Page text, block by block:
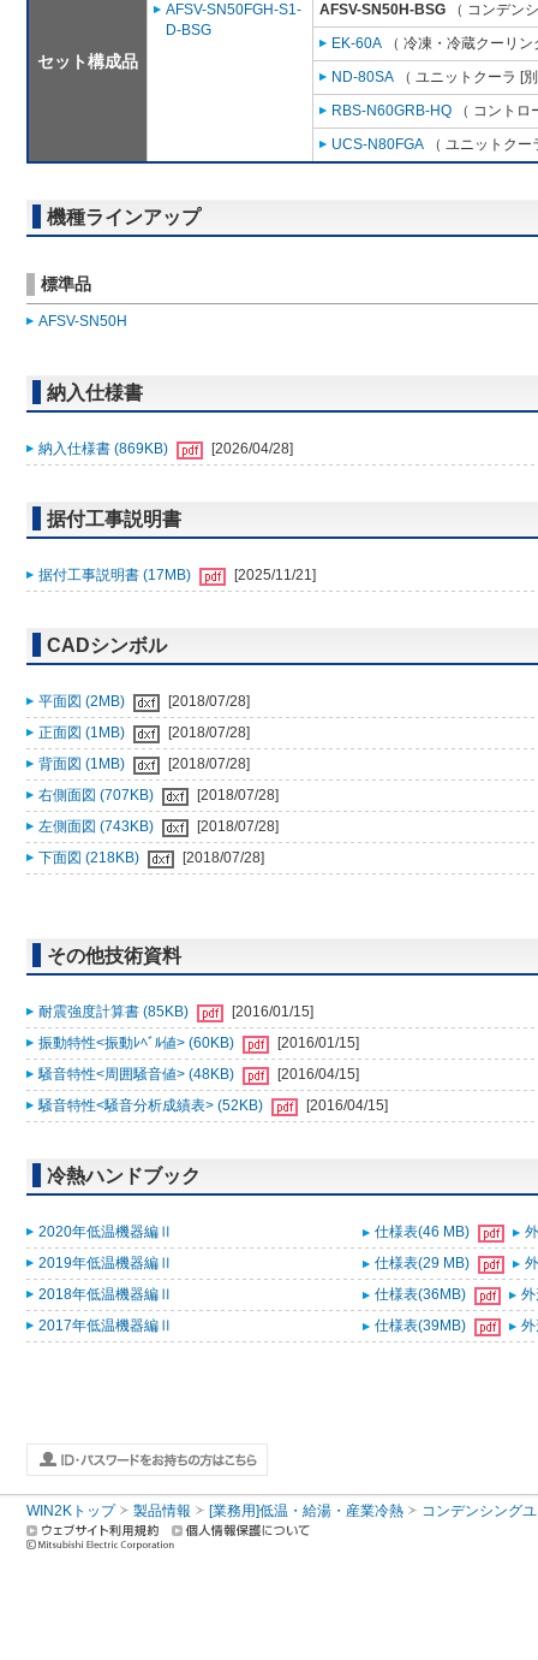
セット構成品
AFSV-SN50FGH-S1-
D-BSG
AFSV-SN50H-BSG （ コンデン
EK-60A （ 冷凍・冷蔵クーリ
ND-80SA （ ユニットクーラ [
RBS-N60GRB-HQ （ コント
UCS-N80FGA （ ユニットク
機種ラインアップ
標準品
AFSV-SN50H
納入仕様書
納入仕様書 (869KB) [2026/04/28]
据付工事説明書
据付工事説明書 (17MB) [2025/11/21]
CADシンボル
平面図 (2MB)
[2018/07/28]
正面図 (1MB)
[2018/07/28]
背面図 (1MB)
[2018/07/28]
右側面図 (707KB)
[2018/07/28]
左側面図 (743KB)
[2018/07/28]
下面図 (218KB)
[2018/07/28]
その他技術資料
耐震強度計算書 (85KB)
[2016/01/15]
振動特性<振動ﾚﾍﾞﾙ値> (60KB)
[2016/01/15]
騒音特性<周囲騒音値> (48KB)
[2016/04/15]
騒音特性<騒音分析成績表> (52KB)
[2016/04/15]
冷熱ハンドブック
2020年低温機器編Ⅱ 仕様表(46 MB)
2019年低温機器編Ⅱ
仕様表(29 MB)
2018年低温機器編Ⅱ
仕様表(36MB)
2017年低温機器編Ⅱ
仕様表(39MB)
WIN2Kトップ 製品情報 [業務用]低温・給湯・産業冷熱 コンデンシング